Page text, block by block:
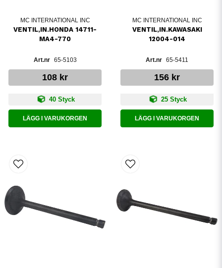
MC INTERNATIONAL INC
VENTIL,IN.HONDA 14711-
MA4-770
65-5103
108 kr
40 Styck
LÄGG I VARUKORGEN
MC INTERNATIONAL INC
VENTIL,IN.KAWASAKI
12004-014
65-5411
156 kr
25 Styck
LÄGG I VARUKORGEN